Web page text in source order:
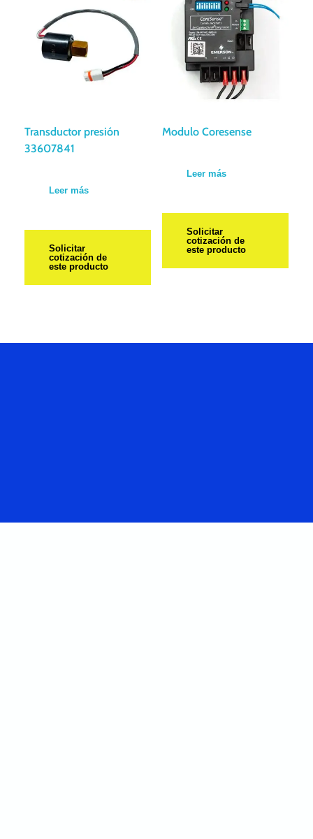
Transductor presión
33607841
Leer más
Solicitar
cotización de
este producto
Modulo Coresense
Leer más
Solicitar
cotización de
este producto